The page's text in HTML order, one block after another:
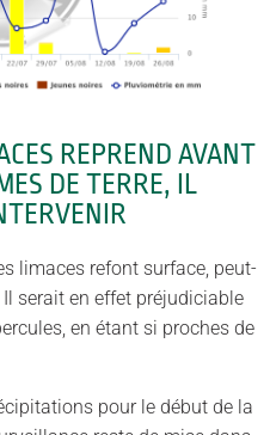
REPREND AVANT
DE TERRE, IL
limaces refont surface, peut-
Il serait en effet préjudiciable
en étant si proches de
pour le début de la